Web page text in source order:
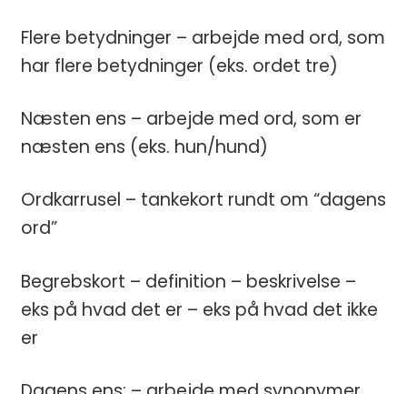
Flere betydninger – arbejde med ord, som
har flere betydninger (eks. ordet tre)
Næsten ens – arbejde med ord, som er
næsten ens (eks. hun/hund)
Ordkarrusel – tankekort rundt om “dagens
ord”
Begrebskort – definition – beskrivelse –
eks på hvad det er – eks på hvad det ikke
er